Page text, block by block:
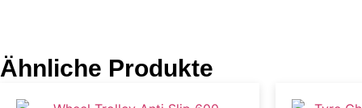
Ähnliche Produkte